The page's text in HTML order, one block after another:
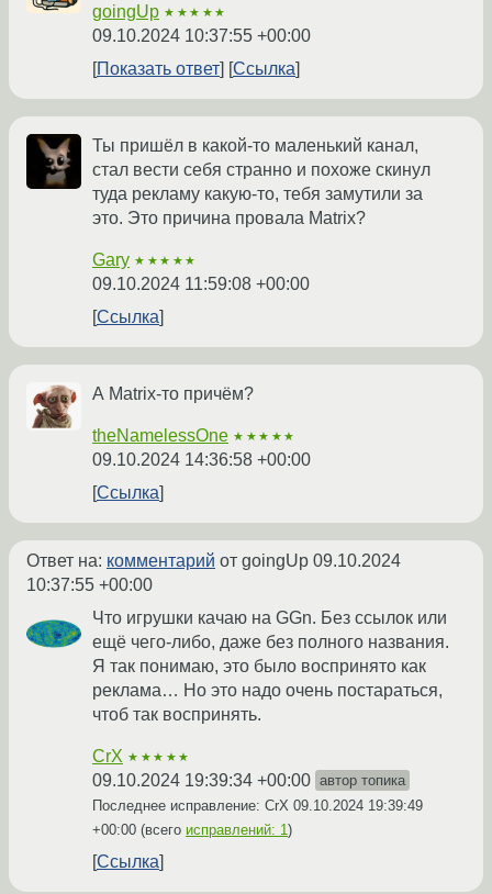
goingUp ★★★★★
09.10.2024 10:37:55 +00:00
Показать ответ
Ссылка
Ты пришёл в какой-то маленький канал,
стал вести себя странно и похоже скинул
туда рекламу какую-то, тебя замутили за
это. Это причина провала Matrix?
Gary ★★★★★
09.10.2024 11:59:08 +00:00
Ссылка
А Matrix-то причём?
theNamelessOne ★★★★★
09.10.2024 14:36:58 +00:00
Ссылка
Ответ на: комментарий от goingUp 09.10.2024
10:37:55 +00:00
Что игрушки качаю на GGn. Без ссылок или
ещё чего-либо, даже без полного названия.
Я так понимаю, это было воспринято как
реклама… Но это надо очень постараться,
чтоб так воспринять.
CrX ★★★★★
09.10.2024 19:39:34 +00:00 автор топика
Последнее исправление: CrX 09.10.2024 19:39:49
+00:00 (всего исправлений: 1 )
Ссылка